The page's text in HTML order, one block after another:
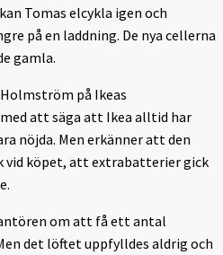
Tomas elcykla igen och
på en laddning. De nya cellerna
gamla.
på Ikeas
att säga att Ikea alltid har
nöjda. Men erkänner att den
vid köpet, att extrabatterier gick
om att få ett antal
det löftet uppfylldes aldrig och